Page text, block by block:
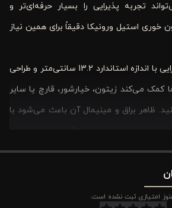
تجربه پذیرایی را بسیار حرفه‌ای‌تر و
‌خوری استیل ورونیکا دقیقاً برای همین نیاز
با اندازه استاندارد 13.2 سانتی‌متر و طراحی
کمک می‌کند زیتون، خیارشور، قارچ یا سایر
ظاهر براق و مینیمال آن باعث می‌شود با
و ظروف پذیرایی هماهنگ شود. جنس این
باکیفیت است؛ یعنی هم دوام بالایی دارند و
زیبایی خود را حفظ می‌کنند. اگر اهل
دوست دارید میز غذای مرتب و شیکی داشته
امتیازی ثبت نشده است.